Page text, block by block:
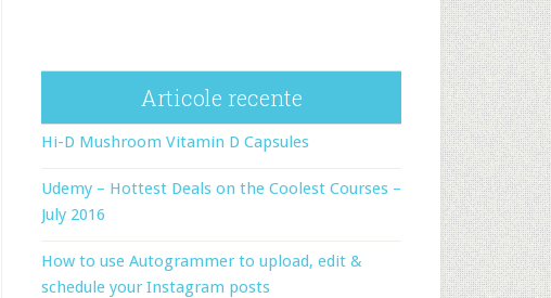
Articole recente
Hi-D Mushroom Vitamin D Capsules
Udemy – Hottest Deals on the Coolest Courses –
July 2016
How to use Autogrammer to upload, edit &
schedule your Instagram posts